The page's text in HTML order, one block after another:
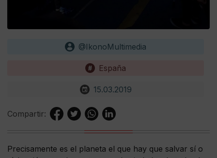
@IkonoMultimedia
España
15.03.2019
Compartir:
Precisamente es el planeta el que hay que salvar sí o